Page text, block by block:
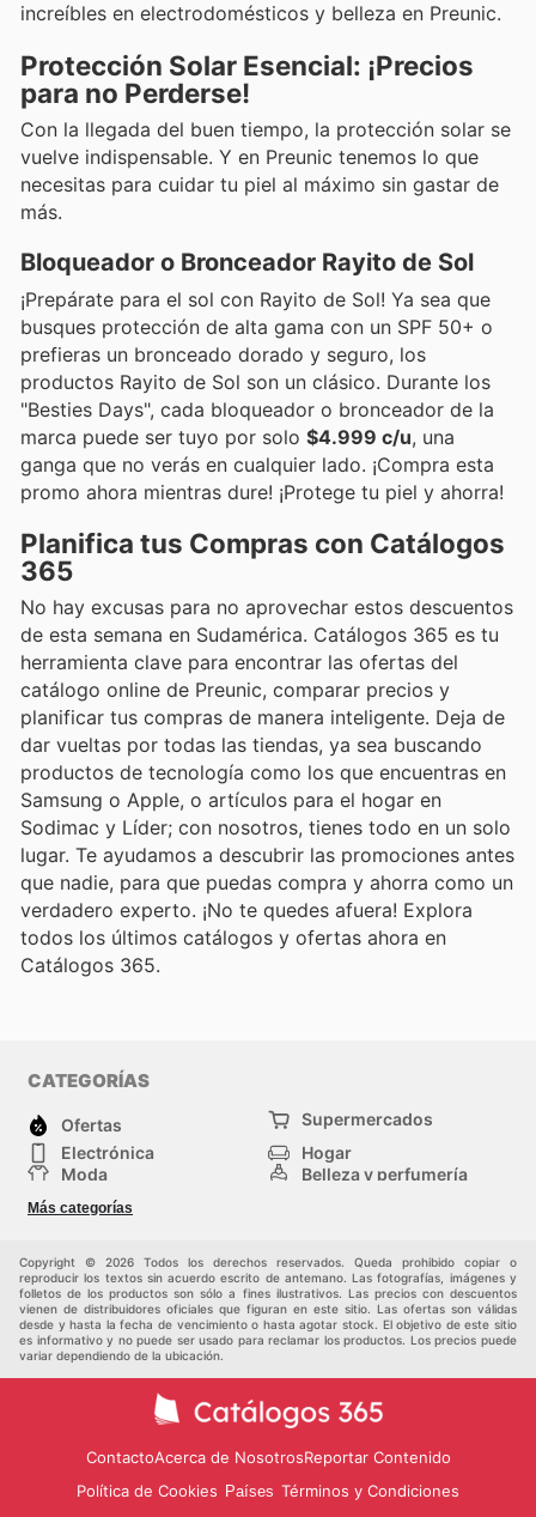
increíbles en electrodomésticos y belleza en Preunic.
Protección Solar Esencial: ¡Precios
para no Perderse!
Con la llegada del buen tiempo, la protección solar se
vuelve indispensable. Y en Preunic tenemos lo que
necesitas para cuidar tu piel al máximo sin gastar de
más.
Bloqueador o Bronceador Rayito de Sol
¡Prepárate para el sol con Rayito de Sol! Ya sea que
busques protección de alta gama con un SPF 50+ o
prefieras un bronceado dorado y seguro, los
productos Rayito de Sol son un clásico. Durante los
"Besties Days", cada bloqueador o bronceador de la
marca puede ser tuyo por solo $4.999 c/u, una
ganga que no verás en cualquier lado. ¡Compra esta
promo ahora mientras dure! ¡Protege tu piel y ahorra!
Planifica tus Compras con Catálogos
365
No hay excusas para no aprovechar estos descuentos
de esta semana en Sudamérica. Catálogos 365 es tu
herramienta clave para encontrar las ofertas del
catálogo online de Preunic, comparar precios y
planificar tus compras de manera inteligente. Deja de
dar vueltas por todas las tiendas, ya sea buscando
productos de tecnología como los que encuentras en
Samsung o Apple, o artículos para el hogar en
Sodimac y Líder; con nosotros, tienes todo en un solo
lugar. Te ayudamos a descubrir las promociones antes
que nadie, para que puedas compra y ahorra como un
verdadero experto. ¡No te quedes afuera! Explora
todos los últimos catálogos y ofertas ahora en
Catálogos 365.
CATEGORÍAS
Ofertas
Supermercados
Electrónica
Hogar
Moda
Belleza y perfumería
Deporte
Más categorías
Copyright © 2026 Todos los derechos reservados. Queda prohibido copiar o
reproducir los textos sin acuerdo escrito de antemano. Las fotografías, imágenes y
folletos de los productos son sólo a fines ilustrativos. Las precios con descuentos
vienen de distribuidores oficiales que figuran en este sitio. Las ofertas son válidas
desde y hasta la fecha de vencimiento o hasta agotar stock. El objetivo de este sitio
es informativo y no puede ser usado para reclamar los productos. Los precios puede
variar dependiendo de la ubicación.
ContactoAcerca de NosotrosReportar Contenido
Política de Cookies Países Términos y Condiciones